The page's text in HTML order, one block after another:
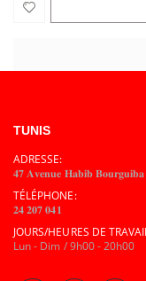
TUNIS
ADRESSE:
𝟒𝟕 𝐀𝐯𝐞𝐧𝐮𝐞 𝐇𝐚𝐛𝐢𝐛 𝐁𝐨𝐮𝐫𝐠𝐮𝐢𝐛𝐚
TÉLÉPHONE:
𝟐𝟒 𝟐𝟎𝟕 𝟎𝟒𝟏
JOURS/HEURES DE
Lun - Dim / 9h00 - 20h00